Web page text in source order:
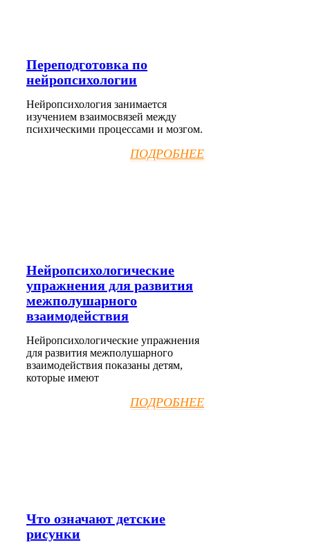
Переподготовка по
нейропсихологии
Нейропсихология занимается
изучением взаимосвязей между
психическими процессами и мозгом.
ПОДРОБНЕЕ
Нейропсихологические
упражнения для развития
межполушарного
взаимодействия
Нейропсихологические упражнения
для развития межполушарного
взаимодействия показаны детям,
которые имеют
ПОДРОБНЕЕ
Что означают детские
рисунки